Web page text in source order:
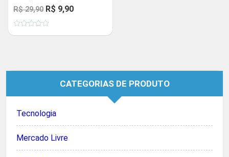
R$29,90 O
preço
original
R$ 9,90O
atual
CATEGORIAS DE PRODUTO
Tecnologia
Mercado Livre